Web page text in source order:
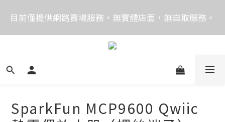
價格均含稅，下單享優惠！歡迎大量採購，由專人提供
專案報價。
目前僅提供網路賣場服務，無實體店面，無自取服務。
目前電話系統異常，暫時無法正常接聽來電，請改播
SparkFun MCP9600 Qwiic